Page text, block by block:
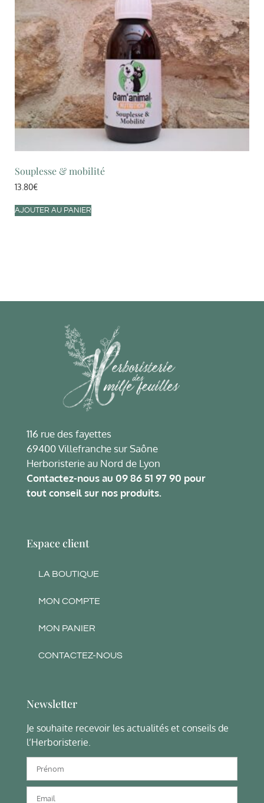
Souplesse & mobilité
13.80€
AJOUTER AU PANIER
116 rue des fayettes
69400 Villefranche sur Saône
Herboristerie au Nord de Lyon
Contactez-nous au 09 86 51 97 90 pour
tout conseil sur nos produits.
Espace client
LA BOUTIQUE
MON COMPTE
MON PANIER
CONTACTEZ-NOUS
Newsletter
Je souhaite recevoir les actualités et conseils de
l’Herboristerie.